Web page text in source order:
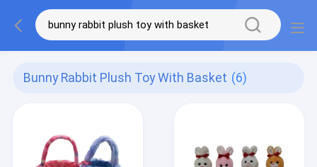
Bunny Rabbit Plush Toy With Basket (6)